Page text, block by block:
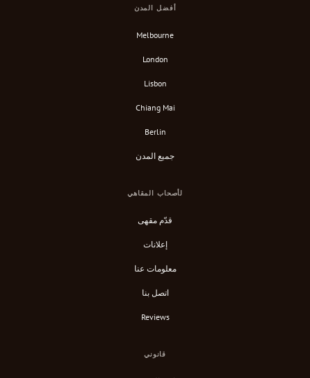
أفضل المدن
Melbourne
London
Lisbon
Chiang Mai
Berlin
جميع المدن
لأصحاب المقاهي
قدّم مقهى
إعلانات
معلومات عنا
اتصل بنا
Reviews
قانوني